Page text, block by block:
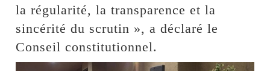
la régularité, la transparence et la
sincérité du scrutin », a déclaré le
Conseil constitutionnel.